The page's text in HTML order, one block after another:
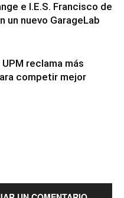
e I.E.S. Francisco de
un nuevo GarageLab
reclama más
competir mejor